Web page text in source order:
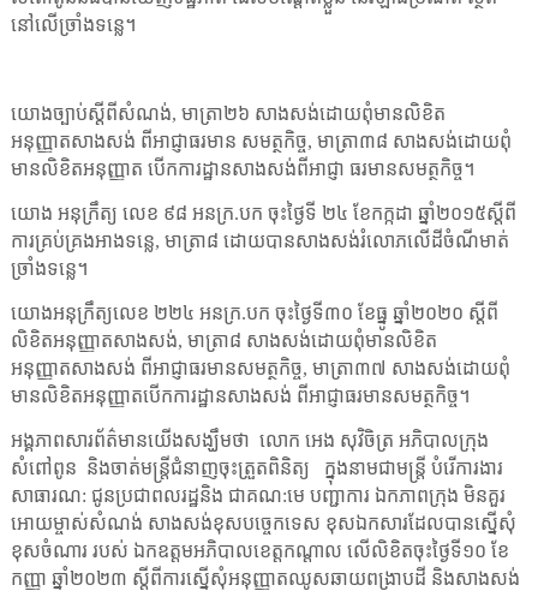
នៅលើច្រាំងទន្លេ។
យោងច្បាប់ស្តីពីសំណង់, មាត្រា២៦ សាងសង់ដោយពុំមានលិខិត
អនុញ្ញាតសាងសង់ ពីអាជ្ញាធរមាន សមត្ថកិច្ច, មាត្រា៣៨ សាងសង់ដោយពុំ
មានលិខិតអនុញ្ញាត បើកការដ្ឋានសាងសង់ពីអាជ្ញា ធរមានសមត្ថកិច្ច។
យោង អនុក្រឹត្យ លេខ ៩៨ អនក្រ.បក ចុះថ្ងៃទី ២៤ ខែកក្កដា ឆ្នាំ២០១៥ស្តីពី
ការគ្រប់គ្រងអាងទន្លេ, មាត្រា៨ ដោយបានសាងសង់រំលោភលើដីចំណីមាត់
ច្រាំងទន្លេ។
យោងអនុក្រឹត្យលេខ ២២៤ អនក្រ.បក ចុះថ្ងៃទី៣០ ខែធ្នូ ឆ្នាំ២០២០ ស្តីពី
លិខិតអនុញ្ញាតសាងសង់, មាត្រា៨ សាងសង់ដោយពុំមានលិខិត
អនុញ្ញាតសាងសង់ ពីអាជ្ញាធរមានសមត្ថកិច្ច, មាត្រា៣៧ សាងសង់ដោយពុំ
មានលិខិតអនុញ្ញាតបើកការដ្ឋានសាងសង់ ពីអាជ្ញាធរមានសមត្ថកិច្ច។
អង្គភាពសារព័ត៌មានយើងសង្ឃឹមថា លោក អេង សុវិចិត្រ អភិបាលក្រុង
សំពៅពូន និងចាត់មន្ត្រីជំនាញចុះត្រួតពិនិត្យ
ក្នុងនាមជាមន្ត្រី បំរើការងារ
សាធារណ: ជូនប្រជាពលរដ្ឋនិង ជាគណ:មេ បញ្ជាការ ឯកភាពក្រុង មិនគួរ
អោយម្ចាស់សំណង់ សាងសង់ខុសបច្ចេកទេស ខុសឯកសារដែលបានស្នើសុំ
ខុសចំណារ របស់ ឯកឧត្តមអភិបាលខេត្តកណ្តាល លើលិខិតចុះថ្ងៃទី១០ ខែ
កញ្ញា ឆ្នាំ២០២៣ ស្តីពីការស្នើសុំអនុញ្ញាតឈូសឆាយពង្រាបដី និងសាងសង់